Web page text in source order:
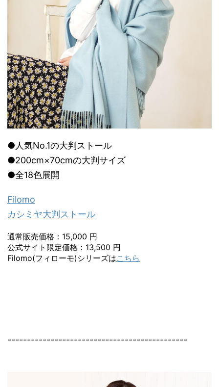
●人気No.1の大判ストール
●200cm×70cmの大判サイズ
●全18色展開
Filomo
カシミヤ大判ストール
通常販売価格：15,000 円
公式サイト限定価格：13,500 円
Filomo(フィローモ)シリーズはこちら
----------------------------------------------